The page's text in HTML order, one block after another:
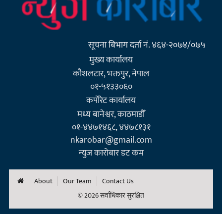
सूचना बिभाग दर्ता नं. ४६४-२०७४/०७५
मुख्य कार्यालय
कौशलटार, भक्तपुर, नेपाल
०१-५१३३०६०
कर्पाेरेट कार्यालय
मध्य बानेश्वर, काठमाडौँ
०१-४४७१४६८, ४४७८१३१
nkarobar@gmail.com
न्युज कारोबार डट कम
About Our Team
Contact Us
© 2026 सर्वाधिकार सुरक्षित